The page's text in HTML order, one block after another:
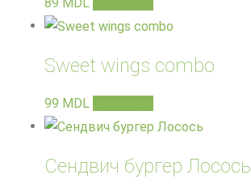
Sweet wings combo
99 MDL
Сендвич бургер Лосось